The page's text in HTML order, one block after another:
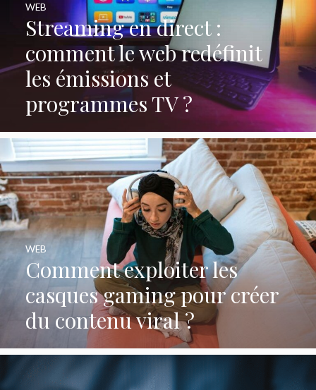
Streaming en direct :
comment le web redéfinit
les émissions et
programmes TV ?
WEB
Comment exploiter les
casques gaming pour créer
du contenu viral ?
WEB